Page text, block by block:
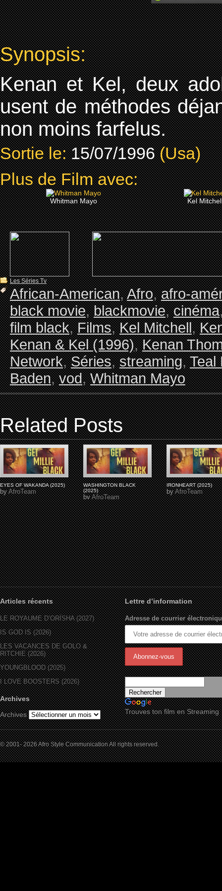
Synopsis:
Kenan et Kel, deux
usent de méthodes
non moins farfelus.
Sortie le: 15/07/1996 (Usa)
Plus de Film avec:
Whitman Mayo Kel
Les Séries Tv
African-American,Afro,afro-
black movie,blackmovie,cinéma
film black,Films,Kel Mitchell,
Kenan & Kel (1996),Kenan
Network,Séries,streaming,Teal
Baden,vod,Whitman Mayo
Related Posts
EYES OF WAKANDA (2025)
byAfroTeam
WASHINGTON BLACK
(2025)
byAfroTeam
IRONHEART (2025)
byAfroTeam
Articles récents
LE ROYAUME D’ORÏSHA (2027)
IS GOD IS (2026)
LES VACANCES DE GOLO &
RITCHIE (2026)
YOUNGBLOOD (2025)
I LOVE BOOSTERS (2026)
Archives
Archives
Lettre d’information
Adresse de courrier
Trouves ton film en Streaming
© 2001- 2026 Afro Style Communication All rights reserved.